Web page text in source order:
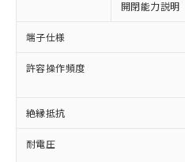
開閉能力説明
端子仕様
許容操作頻度
絶縁抵抗
耐電圧
以下の条件をお読み
ご利用ください。
本サービスは、
商品の当社在庫
(税抜)を提供さ
当社制御機器事
本サービスの対
対応予定なし：EU
非含有に非対応の商
定はありません。
非含有の対応状況を調
非該当品：ライセンス
害物質有無と関係の
仕入先様の事情によ
いたものが、含有品
※1 中国RoHS○×表
「○」：最大均質材料
基準値以下であること
「×」：最大均質材
基準値を超えている